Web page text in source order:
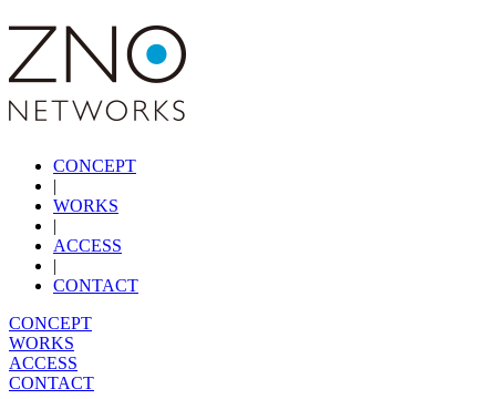
CONCEPT
|
WORKS
|
ACCESS
|
CONTACT
CONCEPT
WORKS
ACCESS
CONTACT